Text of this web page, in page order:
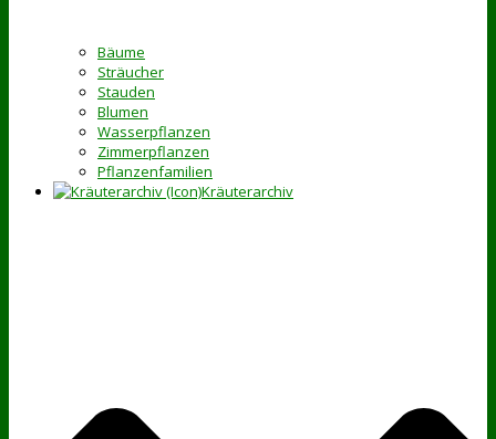
Bäume
Sträucher
Stauden
Blumen
Wasserpflanzen
Zimmerpflanzen
Pflanzenfamilien
Kräuterarchiv